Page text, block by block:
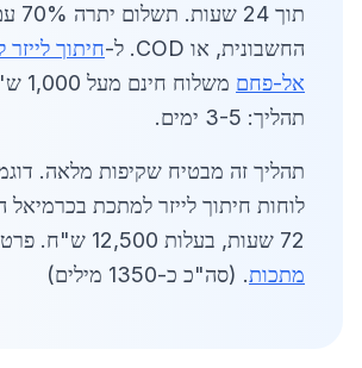
תוך
החשבונית, או COD. ל-
חיתוך
אל-פחם
תהליך: 3-5 ימים.
לוחות חיתוך לייזר למתכת בכרמיאל
72 שעות, בעלות 12,500 ש"ח. פרטים על
מתכות. (סה"כ כ-1350 מילים)